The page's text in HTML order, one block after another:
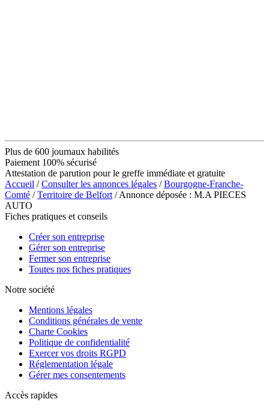
Plus de 600 journaux habilités
Paiement 100% sécurisé
Attestation de parution pour le greffe immédiate et gratuite
Accueil /Consulter les annonces légales /Bourgogne-Franche-
Comté /Territoire de Belfort / Annonce déposée : M.A PIECES
AUTO
Fiches pratiques et conseils
Créer son entreprise
Gérer son entreprise
Fermer son entreprise
Toutes nos fiches pratiques
Notre société
Mentions légales
Conditions générales de vente
Charte Cookies
Politique de confidentialité
Exercer vos droits RGPD
Réglementation légale
Gérer mes consentements
Accès rapides